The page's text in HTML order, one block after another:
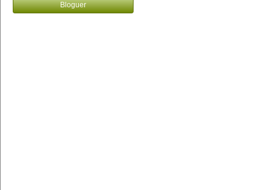
Bloguer